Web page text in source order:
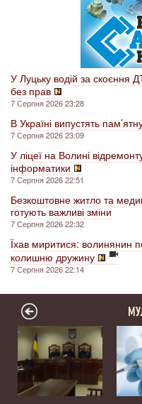
У Луцьку водій за скоєння
без прав
7 Серпня 2026 23:28
В Україні випустять
7 Серпня 2026 23:09
У ліцеї на Волині
інформатики
7 Серпня 2026 22:51
Безкоштовне житло та
готують важливі зміни
7 Серпня 2026 22:32
Їхав миритися: волинянин
колишню дружину
7 Серпня 2026 22:14